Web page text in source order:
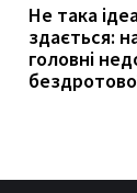
Не така
здається:
головні